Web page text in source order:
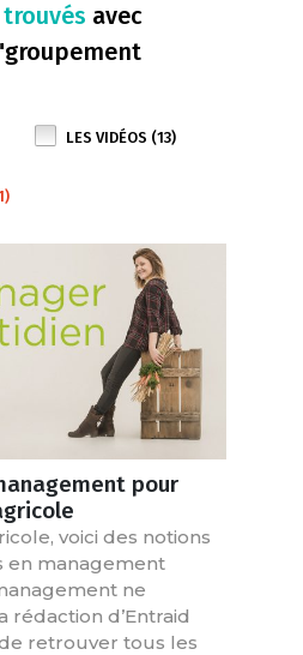
avec
LES VIDÉOS (13)
pour
voici des notions
en management
ne
rédaction d’Entraid
retrouver tous les